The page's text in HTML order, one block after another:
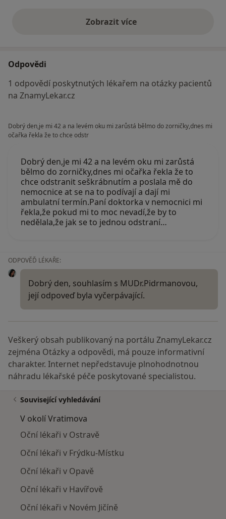
Zobrazit vícevýše uvedené názory
Odpovědi
1 odpovědí poskytnutých lékařem na otázky pacientů
na ZnamyLekar.cz
Dobrý den,je mi 42 a na levém oku mi zarůstá bělmo do zorničky,dnes mi
očařka řekla že to chce odstr
Dobrý den,je mi 42 a na levém oku mi zarůstá
bělmo do zorničky,dnes mi očařka řekla že to
chce odstranit seškrábnutím a poslala mě do
nemocnice at se na to podívají a dají mi
ambulatní termín.Paní doktorka v nemocnici mi
řekla,že pokud mi to moc nevadí,že by to
nedělala,že jak se to jednou odstraní…
ODPOVĚĎ LÉKAŘE:
Dobrý den, souhlasím s MUDr.Pidrmanovou,
její odpoveď byla vyčerpávající.
Veškerý obsah publikovaný na portálu ZnamyLekar.cz
zejména Otázky a odpovědi, má pouze informativní
charakter. Internet nepředstavuje plnohodnotnou
náhradu lékařské péče poskytované specialistou.
Související vyhledávání
V okolí Vratimova
Oční lékaři v Ostravě
Oční lékaři v Frýdku-Místku
Oční lékaři v Opavě
Oční lékaři v Havířově
Oční lékaři v Novém Jičíně